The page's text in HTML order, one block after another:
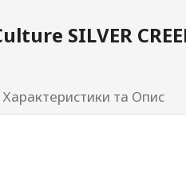
SILVER
Характеристики та Опис